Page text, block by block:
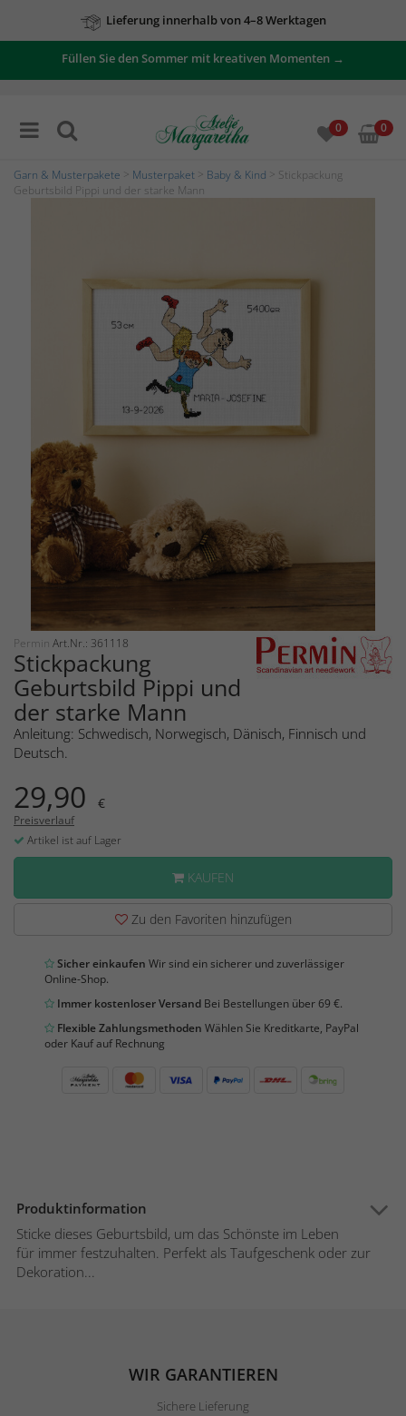
Lieferung innerhalb von 4–8 Werktagen
Füllen Sie den Sommer mit kreativen Momenten →
0 0
Garn & Musterpakete Musterpaket Baby & Kind > Stickpackung
Geburtsbild Pippi und der starke Mann
Permin Art.Nr.: 361118
Stickpackung
Geburtsbild Pippi und
der starke Mann
Anleitung: Schwedisch, Norwegisch, Dänisch, Finnisch und
Deutsch.
29,90 €
Preisverlauf
Artikel ist auf Lager
KAUFEN
Zu den Favoriten hinzufügen
Sicher einkaufen Wir sind ein sicherer und zuverlässiger
Online-Shop.
Immer kostenloser Versand Bei Bestellungen über 69 €.
Flexible Zahlungsmethoden Wählen Sie Kreditkarte, PayPal
oder Kauf auf Rechnung
Produktinformation
Sticke dieses Geburtsbild, um das Schönste im Leben
für immer festzuhalten. Perfekt als Taufgeschenk oder zur
Dekoration...
WIR GARANTIEREN
Sichere Lieferung